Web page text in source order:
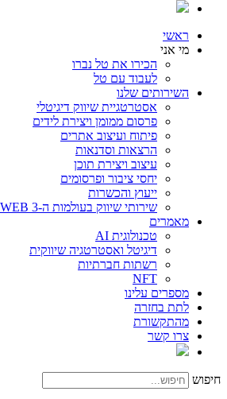
ראשי
מי אני
הכירו את טל נברו
לעבוד עם טל
השירותים שלנו
אסטרטגיית שיווק דיגיטלי
פרסום ממומן ויצירת לידים
פיתוח ועיצוב אתרים
הרצאות וסדנאות
עיצוב ויצירת תוכן
יחסי ציבור ופרסומים
ייעוץ והכשרות
שירותי שיווק בעולמות ה-WEB 3 וה-NFT
מאמרים
טכנולוגית AI
דיגיטל ואסטרטגיה שיווקית
רשתות חברתיות
NFT
מספרים עלינו
לתת בחזרה
מהתקשורת
צרו קשר
חיפוש